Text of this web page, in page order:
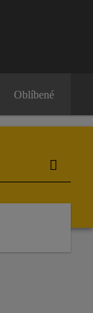
Oblíbené